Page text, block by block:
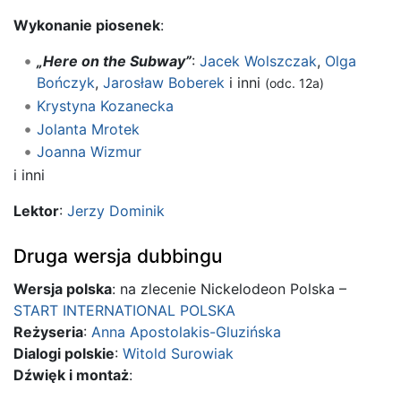
Wykonanie piosenek:
„Here on the Subway”: Jacek Wolszczak, Olga
Bończyk, Jarosław Bobereki inni (odc. 12a)
Krystyna Kozanecka
Jolanta Mrotek
Joanna Wizmur
i inni
Lektor: Jerzy Dominik
Druga wersja dubbingu
Wersja polska: na zlecenie Nickelodeon Polska –
START INTERNATIONAL POLSKA
Reżyseria: Anna Apostolakis-Gluzińska
Dialogi polskie: Witold Surowiak
Dźwięk i montaż: